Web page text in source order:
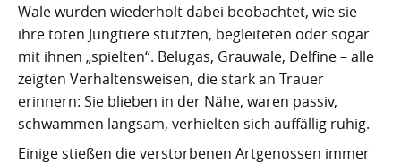
Wale wurden wiederholt dabei beobachtet, wie sie
ihre toten Jungtiere stützten, begleiteten oder sogar
mit ihnen „spielten“. Belugas, Grauwale, Delfine – alle
zeigten Verhaltensweisen, die stark an Trauer
erinnern: Sie blieben in der Nähe, waren passiv,
schwammen langsam, verhielten sich auffällig ruhig.
Einige stießen die verstorbenen Artgenossen immer